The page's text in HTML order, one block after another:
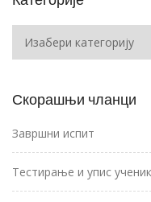
Скорашњи чланци
Завршни испит
Тестирање и упис